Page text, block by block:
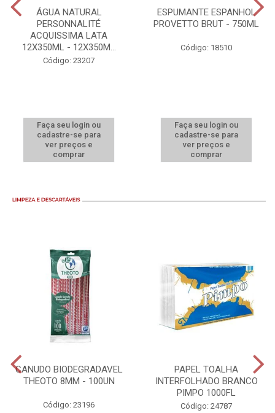
ÁGUA NATURAL
PERSONNALITÉ
ACQUISSIMA LATA
12X350ML - 12X350M...
Código: 23207
Faça seu login ou
cadastre-se para
ver preços e
comprar
ESPUMANTE ESPANHOL
PROVETTO BRUT - 750ML
Código: 18510
Faça seu login ou
cadastre-se para
ver preços e
comprar
CANUDO BIODEGRADAVEL
THEOTO 8MM - 100UN
Código: 23196
PAPEL TOALHA
INTERFOLHADO BRANCO
PIMPO 1000FL
Código: 24787